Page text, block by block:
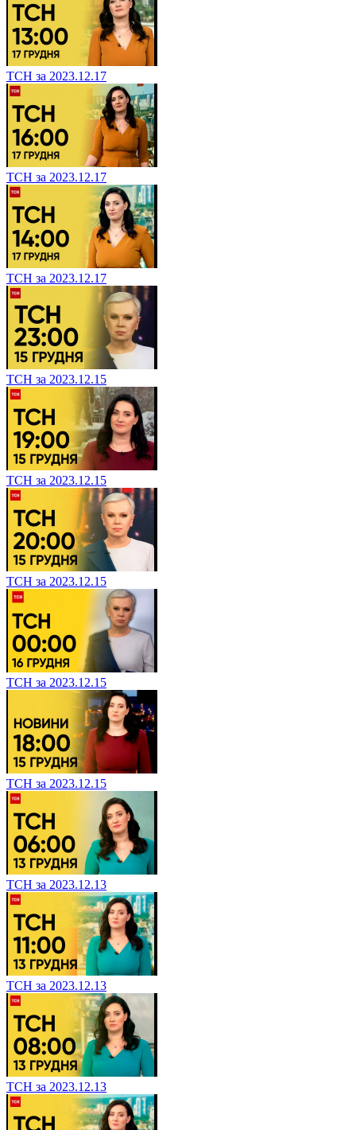
ТСН за 2023.12.17
ТСН за 2023.12.17
ТСН за 2023.12.17
ТСН за 2023.12.15
ТСН за 2023.12.15
ТСН за 2023.12.15
ТСН за 2023.12.15
ТСН за 2023.12.15
ТСН за 2023.12.13
ТСН за 2023.12.13
ТСН за 2023.12.13